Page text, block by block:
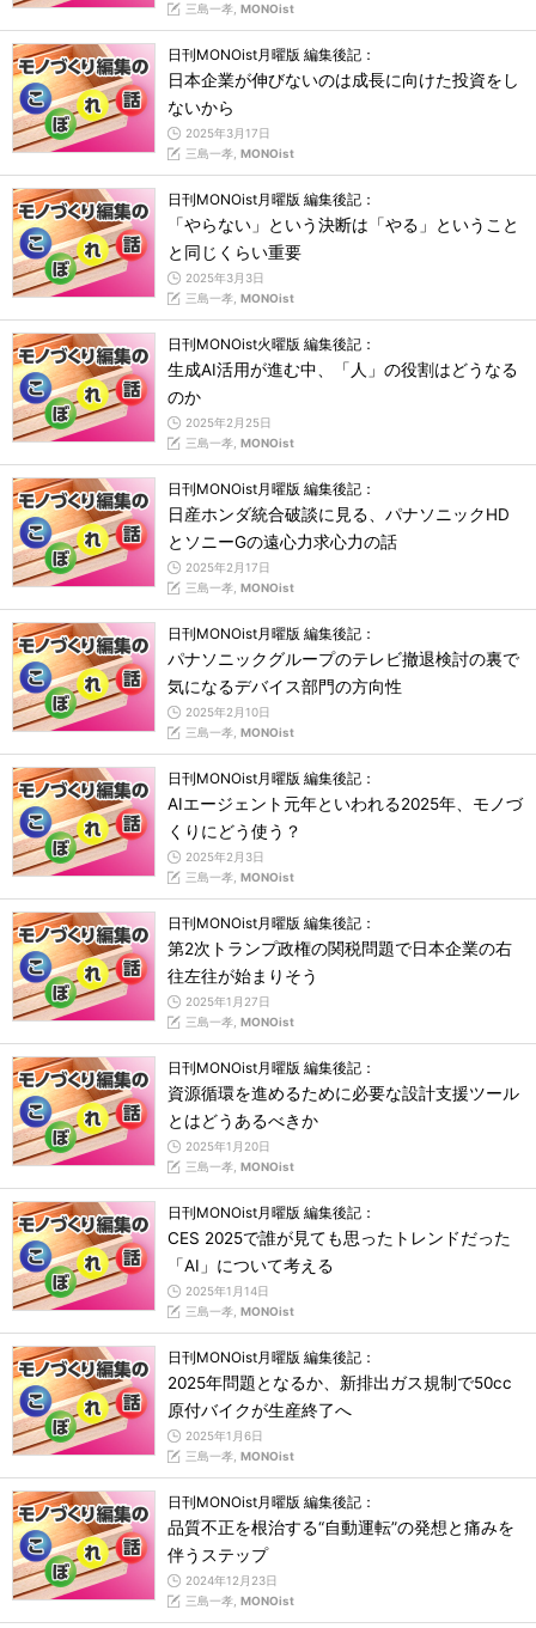
三島一孝, MONOist
日刊MONOist月曜版 編集後記：
日本企業が伸びないのは成長に向けた投資をし
ないから
2025年3月17日
三島一孝, MONOist
日刊MONOist月曜版 編集後記：
「やらない」という決断は「やる」ということ
と同じくらい重要
2025年3月3日
三島一孝, MONOist
日刊MONOist火曜版 編集後記：
生成AI活用が進む中、「人」の役割はどうなる
のか
2025年2月25日
三島一孝, MONOist
日刊MONOist月曜版 編集後記：
日産ホンダ統合破談に見る、パナソニックHD
とソニーGの遠心力求心力の話
2025年2月17日
三島一孝, MONOist
日刊MONOist月曜版 編集後記：
パナソニックグループのテレビ撤退検討の裏で
気になるデバイス部門の方向性
2025年2月10日
三島一孝, MONOist
日刊MONOist月曜版 編集後記：
AIエージェント元年といわれる2025年、モノづ
くりにどう使う？
2025年2月3日
三島一孝, MONOist
日刊MONOist月曜版 編集後記：
第2次トランプ政権の関税問題で日本企業の右
往左往が始まりそう
2025年1月27日
三島一孝, MONOist
日刊MONOist月曜版 編集後記：
資源循環を進めるために必要な設計支援ツール
とはどうあるべきか
2025年1月20日
三島一孝, MONOist
日刊MONOist月曜版 編集後記：
CES 2025で誰が見ても思ったトレンドだった
「AI」について考える
2025年1月14日
三島一孝, MONOist
日刊MONOist月曜版 編集後記：
2025年問題となるか、新排出ガス規制で50cc
原付バイクが生産終了へ
2025年1月6日
三島一孝, MONOist
日刊MONOist月曜版 編集後記：
品質不正を根治する“自動運転”の発想と痛みを
伴うステップ
2024年12月23日
三島一孝, MONOist